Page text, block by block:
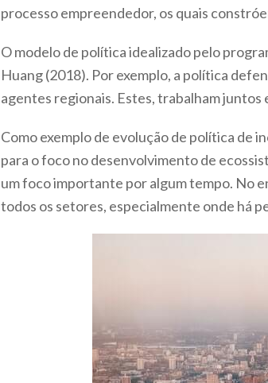
processo empreendedor, os quais
O modelo de política idealizado pelo
Huang (2018). Por exemplo, a política
agentes regionais. Estes, trabalham
Como exemplo de evolução de política de
para o foco no desenvolvimento de
um foco importante por algum tempo. No
todos os setores, especialmente onde há